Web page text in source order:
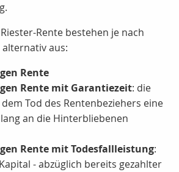
Rente bestehen je nach
aus:
Rente
Rente mit Garantiezeit: die
Tod des Rentenbeziehers eine
an die Hinterbliebenen
Rente mit Todesfallleistung:
- abzüglich bereits gezahlter